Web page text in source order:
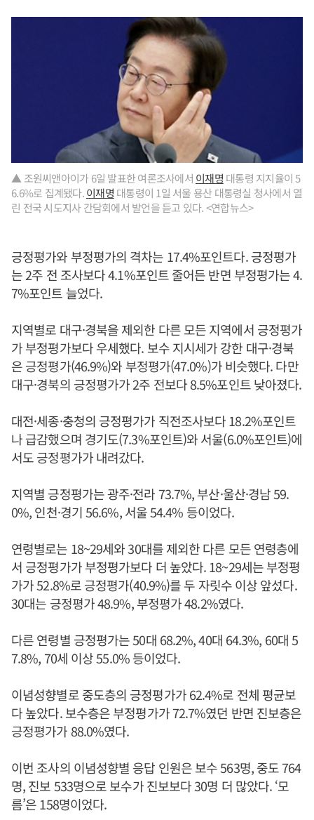
▲ 조원씨앤아이가 6일 발표한 여론조사에서 이재명 대통령 지지율이 5
6.6%로 집계됐다.이재명 대통령이 1일 서울 용산 대통령실 청사에서 열
린 전국 시도지사 간담회에서 발언을 듣고 있다. <연합뉴스>
긍정평가와 부정평가의 격차는 17.4%포인트다. 긍정평가
는 2주 전 조사보다 4.1%포인트 줄어든 반면 부정평가는 4.
7%포인트 늘었다.
지역별로 대구·경북을 제외한 다른 모든 지역에서 긍정평가
가 부정평가보다 우세했다. 보수 지시세가 강한 대구·경북
은 긍정평가(46.9%)와 부정평가(47.0%)가 비슷했다. 다만
대구·경북의 긍정평가가 2주 전보다 8.5%포인트 낮아졌다.
대전·세종·충청의 긍정평가가 직전조사보다 18.2%포인트
나 급감했으며 경기도(7.3%포인트)와 서울(6.0%포인트)에
서도 긍정평가가 내려갔다.
지역별 긍정평가는 광주·전라 73.7%, 부산·울산·경남 59.
0%, 인천·경기 56.6%, 서울 54.4% 등이었다.
연령별로는 18~29세와 30대를 제외한 다른 모든 연령층에
서 긍정평가가 부정평가보다 더 높았다. 18~29세는 부정평
가가 52.8%로 긍정평가(40.9%)를 두 자릿수 이상 앞섰다.
30대는 긍정평가 48.9%, 부정평가 48.2%였다.
다른 연령별 긍정평가는 50대 68.2%, 40대 64.3%, 60대 5
7.8%, 70세 이상 55.0% 등이었다.
이념성향별로 중도층의 긍정평가가 62.4%로 전체 평균보
다 높았다. 보수층은 부정평가가 72.7%였던 반면 진보층은
긍정평가가 88.0%였다.
이번 조사의 이념성향별 응답 인원은 보수 563명, 중도 764
명, 진보 533명으로 보수가 진보보다 30명 더 많았다. ‘모
름’은 158명이었다.